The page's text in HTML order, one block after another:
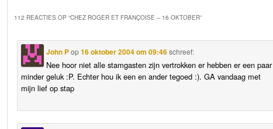
112 REACTIES OP “CHEZ ROGER ET FRANÇOISE – 16 OKTOBER”
John Pop16 oktober 2004 om 09:46schreef:
Nee hoor niet alle stamgasten zijn vertrokken er hebben er een paar
minder geluk :P. Echter hou ik een en ander tegoed :). GA vandaag met
mijn lief op stap